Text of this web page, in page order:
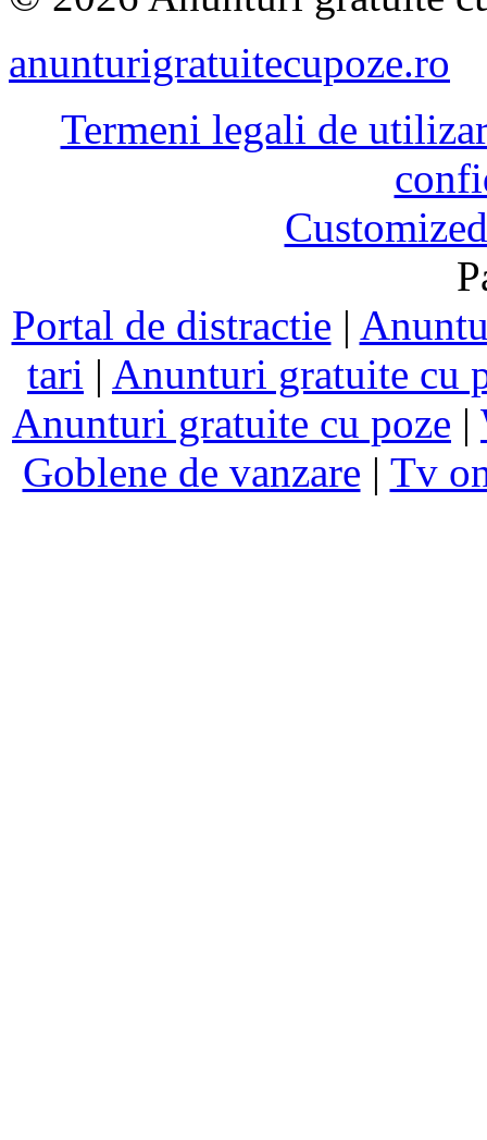
anunturigratuitecupoze.ro
Termeni legali de
Portal de distractie |
tari | Anunturi gratuite cu
Anunturi gratuite cu poze |
Goblene de vanzare | Tv